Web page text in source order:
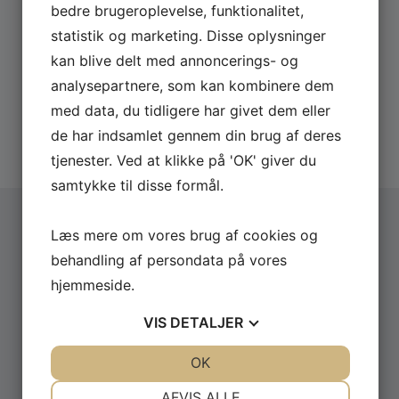
– Mit Frankrig (2015), TV2 FRI
– Vild med dans (2008), TV2
– Gi’ mig 5 (2008), TV2
– Go’ Morgen Danmark (2002-2008), TV2
– Venner For Livet (2001-2002), TV2
– Mandagschancen (1999-2000), TV2
Pilgaard og få lynhurtigt svar på eksempelvis
pris og dato.
Derfor skal du booke via os:
Hurtigt svar på forespørgsler
20 års erfaring med booking
Altid uforpligtende forespørgsel
Vælg arrangementstype *
Firma
bedre brugeroplevelse, funktionalitet,
statistik og marketing. Disse oplysninger
kan blive delt med annoncerings- og
analysepartnere, som kan kombinere dem
med data, du tidligere har givet dem eller
de har indsamlet gennem din brug af deres
tjenester. Ved at klikke på 'OK' giver du
samtykke til disse formål.
Læs mere om vores brug af cookies og
behandling af persondata på vores
hjemmeside.
VIS DETALJER
OK